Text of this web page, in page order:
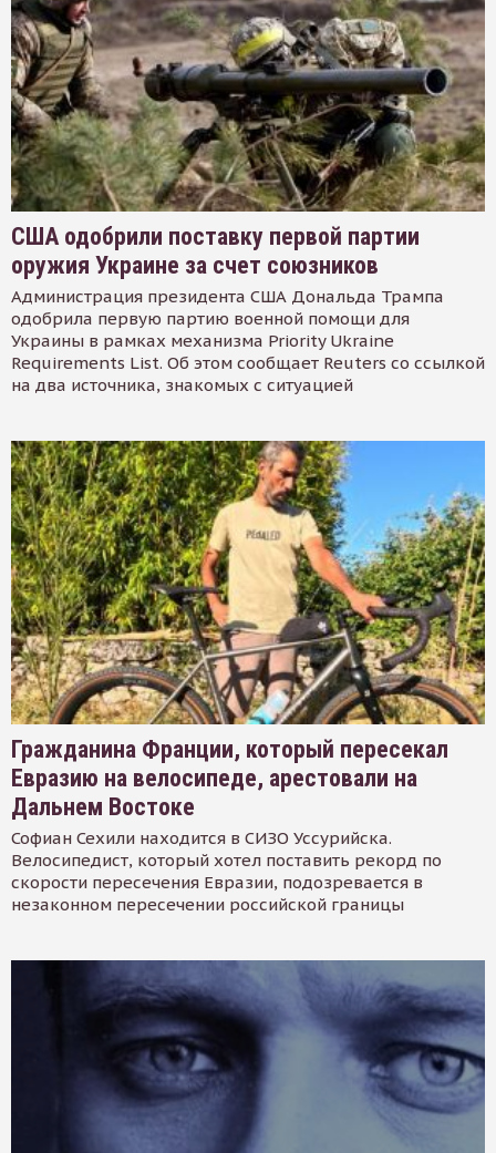
США одобрили поставку первой партии
оружия Украине за счет союзников
Администрация президента США Дональда Трампа
одобрила первую партию военной помощи для
Украины в рамках механизма Priority Ukraine
Requirements List. Об этом сообщает Reuters со ссылкой
на два источника, знакомых с ситуацией
Гражданина Франции, который пересекал
Евразию на велосипеде, арестовали на
Дальнем Востоке
Софиан Сехили находится в СИЗО Уссурийска.
Велосипедист, который хотел поставить рекорд по
скорости пересечения Евразии, подозревается в
незаконном пересечении российской границы